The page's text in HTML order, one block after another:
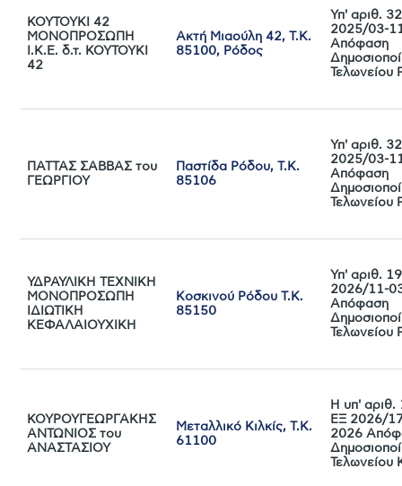
ΚΟΥΤΟΥΚΙ 42
ΜΟΝΟΠΡΟΣΩΠΗ
Ι.Κ.Ε. δ.τ. ΚΟΥΤΟΥΚΙ
42
Ακτή Μιαούλη 42, Τ.Κ.
85100, Ρόδος
Υπ' αριθ.
2025/03-
Απόφαση
Τελωνείου
ΠΑΤΤΑΣ ΣΑΒΒΑΣ του
ΓΕΩΡΓΙΟΥ
Παστίδα Ρόδου, Τ.Κ.
85106
Υπ' αριθ.
2025/03-
Απόφαση
Τελωνείου
ΥΔΡΑΥΛΙΚΗ ΤΕΧΝΙΚΗ
ΜΟΝΟΠΡΟΣΩΠΗ
ΙΔΙΩΤΙΚΗ
ΚΕΦΑΛΑΙΟΥΧΙΚΗ
Κοσκινού Ρόδου Τ.Κ.
85150
Υπ' αριθ.
2026/11-
Απόφαση
Τελωνείου
ΚΟΥΡΟΥΓΕΩΡΓΑΚΗΣ
ΑΝΤΩΝΙΟΣ του
ΑΝΑΣΤΑΣΙΟΥ
Μεταλλικό Κιλκίς, Τ.Κ.
61100
Η υπ'
ΕΞ 2026/
2026
Τελωνείου